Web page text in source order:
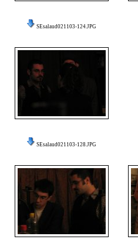
SEsalaud021103-124.JPG
SEsalaud021103-128.JPG